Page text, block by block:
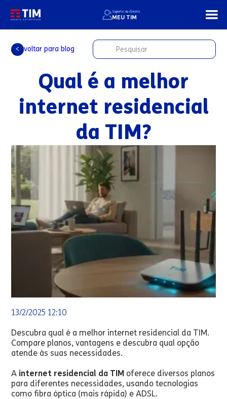
Suporte ao cliente
MEU TIM
< voltar para blog
Qual é a melhor
internet residencial
da TIM?
13/2/2025 12:10
Descubra qual é a melhor internet residencial da TIM.
Compare planos, vantagens e descubra qual opção
atende às suas necessidades.
A internet residencial da TIM oferece diversos planos
para diferentes necessidades, usando tecnologias
como fibra óptica (mais rápida) e ADSL.